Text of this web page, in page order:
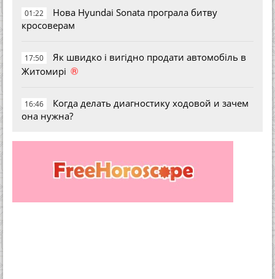
01:22
Нова Hyundai Sonata програла битву
кросоверам
17:50
Як швидко і вигідно продати автомобіль в
Житомирі ®
16:46
Когда делать диагностику ходовой и зачем
она нужна?